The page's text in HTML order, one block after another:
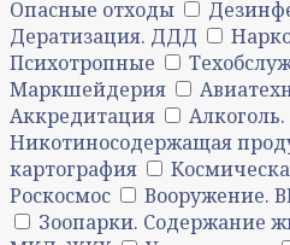
Опасные отходы
Дератизация. ДДД
Психотропные
Маркшейдерия
Аккредитация
Никотиносодержащая
картография
Роскосмос
Вооружение.
Зоопарки. Содержание